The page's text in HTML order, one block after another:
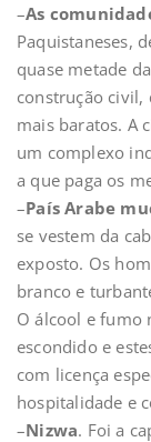
–As
Paquistaneses,
quase metade
construção
mais baratos. A
um complexo
a que paga os
–País Arabe
se vestem da
exposto. Os
branco e
O álcool e fumo
escondido e
com licença
hospitalidade e
–Nizwa. Foi a